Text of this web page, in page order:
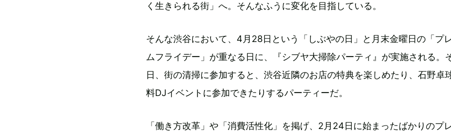
く生きられる街」へ。そんなふうに変化を目指している。
そんな渋谷において、4月28日という「しぶやの日」と月末金曜日の「プ
ムフライデー」が重なる日に、『シブヤ大掃除パーティ』が実施される。
日、街の清掃に参加すると、渋谷近隣のお店の特典を楽しめたり、石野卓
料DJイベントに参加できたりするパーティーだ。
「働き方改革」や「消費活性化」を掲げ、2月24日に始まったばかりのプ